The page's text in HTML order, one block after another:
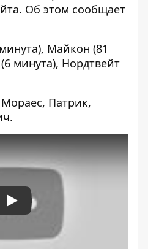
Об этом сообщает
Майкон (81
минута), Нордтвейт
Мораес, Патрик,
Play